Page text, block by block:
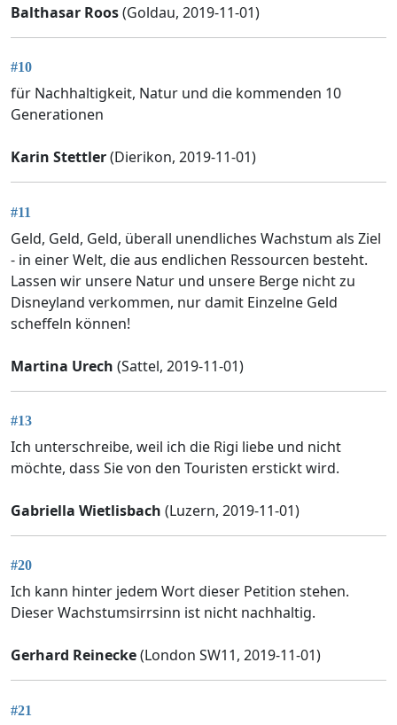
Balthasar Roos(Goldau, 2019-11-01)
#10
für Nachhaltigkeit, Natur und die kommenden 10
Generationen
Karin Stettler(Dierikon, 2019-11-01)
#11
Geld, Geld, Geld, überall unendliches Wachstum als Ziel
- in einer Welt, die aus endlichen Ressourcen besteht.
Lassen wir unsere Natur und unsere Berge nicht zu
Disneyland verkommen, nur damit Einzelne Geld
scheffeln können!
Martina Urech (Sattel, 2019-11-01)
#13
Ich unterschreibe, weil ich die Rigi liebe und nicht
möchte, dass Sie von den Touristen erstickt wird.
Gabriella Wietlisbach (Luzern, 2019-11-01)
#20
Ich kann hinter jedem Wort dieser Petition stehen.
Dieser Wachstumsirrsinn ist nicht nachhaltig.
Gerhard Reinecke(London SW11, 2019-11-01)
#21